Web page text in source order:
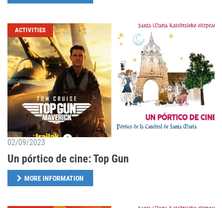
ACTIVITIES
02/09/2023
Un pórtico de cine: Top Gun
MORE INFORMATION